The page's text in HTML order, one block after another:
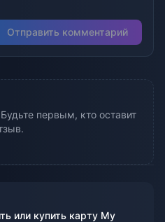
Отправить комментарий
первым, кто оставит
или купить карту My